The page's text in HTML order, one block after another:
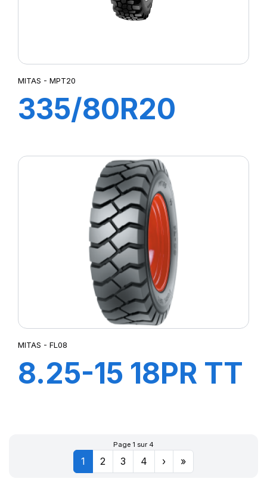
MITAS - MPT20
335/80R20
MITAS - FL08
8.25-15 18PR TT
A AIR
Page 1 sur 4
1 2 3 4 › »